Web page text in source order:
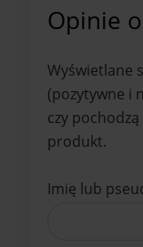
Opinie
Wyświetlane
(pozytywne i
czy
produkt.
Imię lub